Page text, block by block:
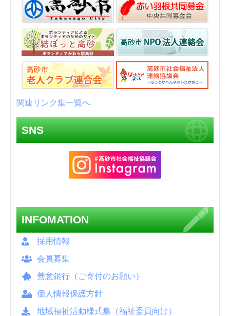
関連リンク集一覧へ
SNS
INFOMATION
採用情報
会員募集
善意銀行（ご寄付のお願い）
個人情報保護方針
地域福祉活動様式集（福祉委員向け）